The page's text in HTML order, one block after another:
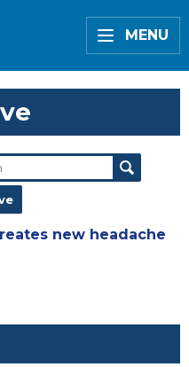
MENU
new headache